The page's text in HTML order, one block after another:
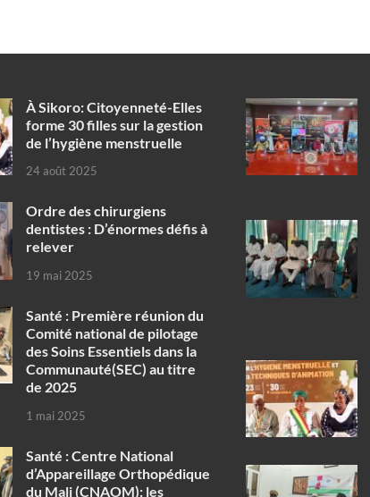
À Sikoro: Citoyenneté-Elles
forme 30 filles sur la gestion
de l’hygiène menstruelle
24 août 2025
Ordre des chirurgiens
dentistes : D’énormes défis à
relever
19 mai 2025
Santé : Première réunion du
Comité national de pilotage
des Soins Essentiels dans la
Communauté(SEC) au titre
de 2025
1 mai 2025
Santé : Centre National
d’Appareillage Orthopédique
du Mali (CNAOM): les